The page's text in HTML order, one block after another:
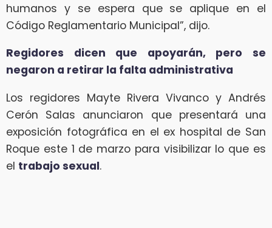
humanos y se espera que se aplique en el
Código Reglamentario Municipal”, dijo.
Regidores dicen que apoyarán, pero se
negaron a retirar la falta administrativa
Los regidores Mayte Rivera Vivanco y Andrés
Cerón Salas anunciaron que presentará una
exposición fotográfica en el ex hospital de San
Roque este 1 de marzo para visibilizar lo que es
el trabajo sexual.